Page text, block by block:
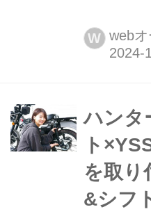
明書には必
明記して
くライデ
調整が必
写真:関野
ートバ...
W webオ
ハンタ
ト
を取り
&シフ